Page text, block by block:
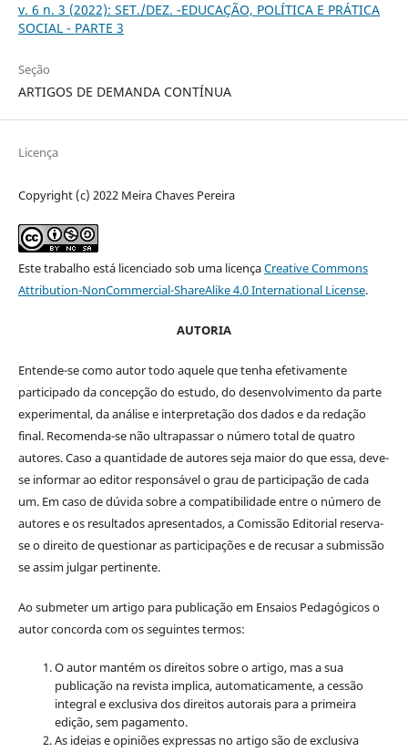
v. 6 n. 3 (2022): SET./DEZ. -EDUCAÇÃO, POLÍTICA E PRÁTICA
SOCIAL - PARTE 3
Seção
ARTIGOS DE DEMANDA CONTÍNUA
Licença
Copyright (c) 2022 Meira Chaves Pereira
Este trabalho está licenciado sob uma licençaCreative Commons
Attribution-NonCommercial-ShareAlike 4.0 International License.
AUTORIA
Entende-se como autor todo aquele que tenha efetivamente
participado da concepção do estudo, do desenvolvimento da parte
experimental, da análise e interpretação dos dados e da redação
final. Recomenda-se não ultrapassar o número total de quatro
autores. Caso a quantidade de autores seja maior do que essa, deve-
se informar ao editor responsável o grau de participação de cada
um. Em caso de dúvida sobre a compatibilidade entre o número de
autores e os resultados apresentados, a Comissão Editorial reserva-
se o direito de questionar as participações e de recusar a submissão
se assim julgar pertinente.
Ao submeter um artigo para publicação em Ensaios Pedagógicos o
autor concorda com os seguintes termos:
O autor mantém os direitos sobre o artigo, mas a sua
publicação na revista implica, automaticamente, a cessão
integral e exclusiva dos direitos autorais para a primeira
edição, sem pagamento.
As ideias e opiniões expressas no artigo são de exclusiva